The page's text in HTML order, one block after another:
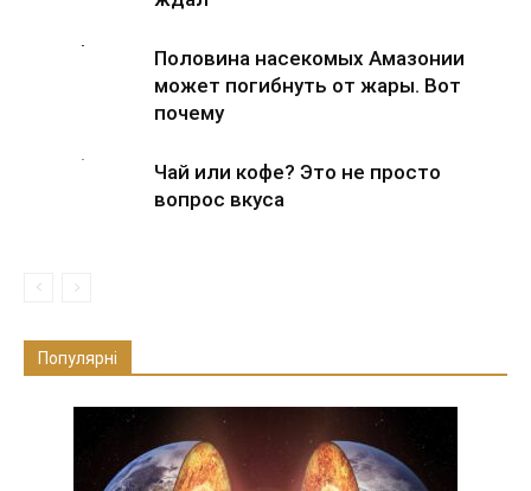
Половина насекомых Амазонии
может погибнуть от жары. Вот
почему
Чай или кофе? Это не просто
вопрос вкуса
Популярні